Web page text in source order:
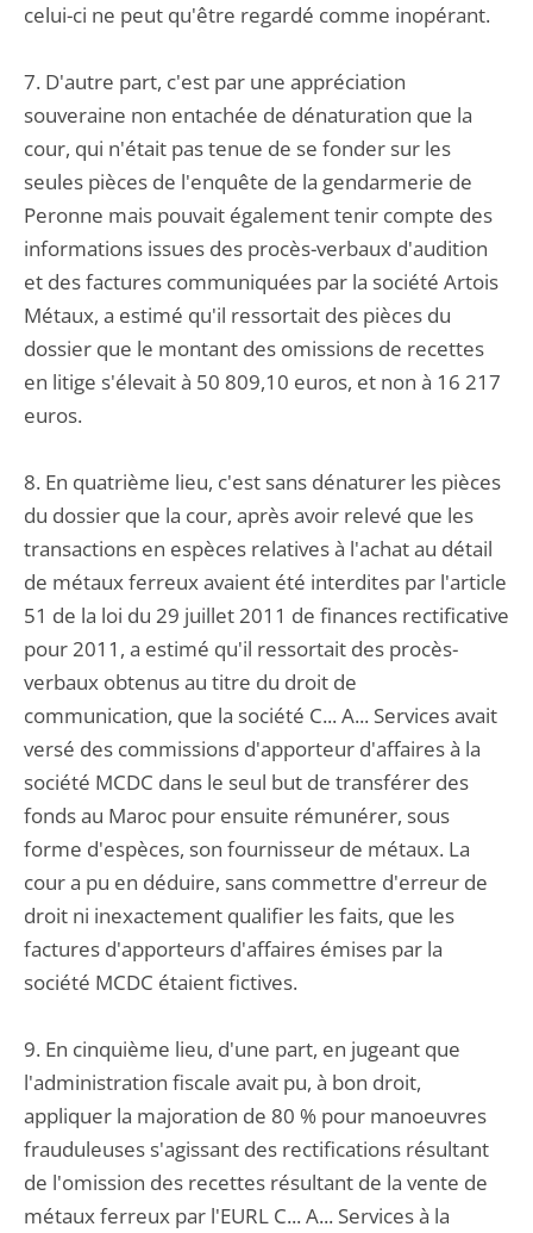
celui-ci ne peut qu'être regardé comme inopérant.
7. D'autre part, c'est par une appréciation
souveraine non entachée de dénaturation que la
cour, qui n'était pas tenue de se fonder sur les
seules pièces de l'enquête de la gendarmerie de
Peronne mais pouvait également tenir compte des
informations issues des procès-verbaux d'audition
et des factures communiquées par la société Artois
Métaux, a estimé qu'il ressortait des pièces du
dossier que le montant des omissions de recettes
en litige s'élevait à 50 809,10 euros, et non à 16 217
euros.
8. En quatrième lieu, c'est sans dénaturer les pièces
du dossier que la cour, après avoir relevé que les
transactions en espèces relatives à l'achat au détail
de métaux ferreux avaient été interdites par l'article
51 de la loi du 29 juillet 2011 de finances rectificative
pour 2011, a estimé qu'il ressortait des procès-
verbaux obtenus au titre du droit de
communication, que la société C... A... Services avait
versé des commissions d'apporteur d'affaires à la
société MCDC dans le seul but de transférer des
fonds au Maroc pour ensuite rémunérer, sous
forme d'espèces, son fournisseur de métaux. La
cour a pu en déduire, sans commettre d'erreur de
droit ni inexactement qualifier les faits, que les
factures d'apporteurs d'affaires émises par la
société MCDC étaient fictives.
9. En cinquième lieu, d'une part, en jugeant que
l'administration fiscale avait pu, à bon droit,
appliquer la majoration de 80 % pour manoeuvres
frauduleuses s'agissant des rectifications résultant
de l'omission des recettes résultant de la vente de
métaux ferreux par l'EURL C... A... Services à la